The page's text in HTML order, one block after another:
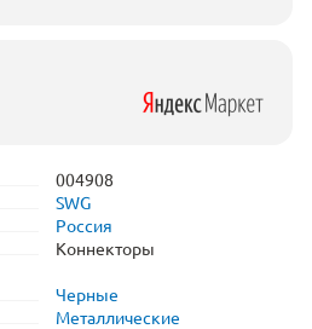
004908
SWG
Россия
Коннекторы
Черные
Металлические